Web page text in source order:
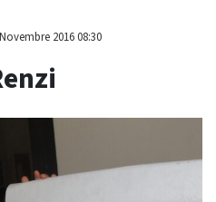
2016 08:30